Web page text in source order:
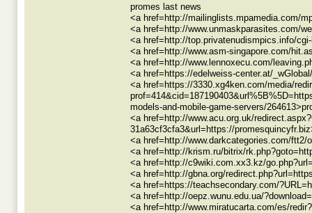
promes last news
<a href=http://mailinglists.mpamedia.com/
<a href=http://www.unmaskparasites.com/
<a href=http://top.privatenudismpics.info/
<a href=http://www.asm-singapore.com/
<a href=http://www.lennoxecu.com/
<a href=https://edelweiss-center.at/
<a href=https://3330.xg4ken.com/media/
models-and-mobile-game-servers/
<a href=http://www.acu.org.uk/
31a63cf3cfa3&url=https://
<a href=http://www.darkcategories.com/
<a href=http://krism.ru/bitrix/
<a href=http://c9wiki.com.xx3.kz/
<a href=http://gbna.org/
<a href=https://teachsecondary.com/
<a href=http://oepz.wunu.edu.ua/
<a href=http://www.miratucarta.com/es/